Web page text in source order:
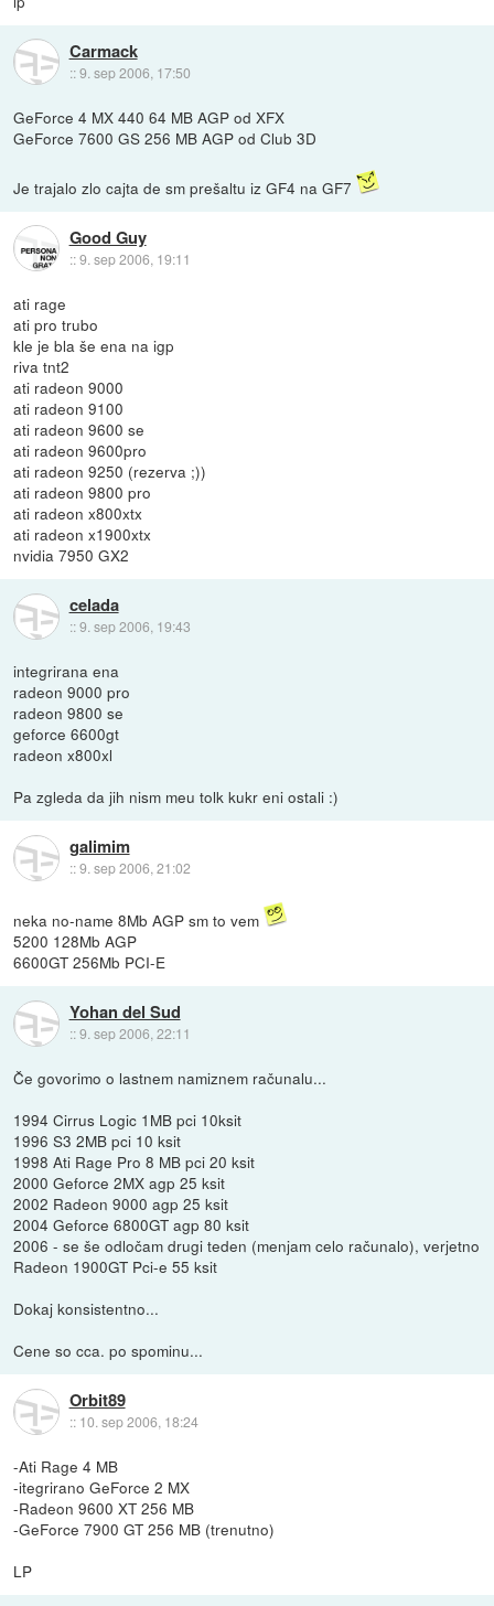
Carmack
::9. sep 2006, 17:50
GeForce 4 MX 440 64 MB AGP od XFX
GeForce 7600 GS 256 MB AGP od Club 3D
Je trajalo zlo cajta de sm prešaltu iz GF4 na GF7
Good Guy
::9. sep 2006, 19:11
ati rage
ati pro trubo
kle je bla še ena na igp
riva tnt2
ati radeon 9000
ati radeon 9100
ati radeon 9600 se
ati radeon 9600pro
ati radeon 9250 (rezerva ;))
ati radeon 9800 pro
ati radeon x800xtx
ati radeon x1900xtx
nvidia 7950 GX2
celada
::9. sep 2006, 19:43
integrirana ena
radeon 9000 pro
radeon 9800 se
geforce 6600gt
radeon x800xl
Pa zgleda da jih nism meu tolk kukr eni ostali :)
galimim
::9. sep 2006, 21:02
neka no-name 8Mb AGP sm to vem
5200 128Mb AGP
6600GT 256Mb PCI-E
Yohan del Sud
::9. sep 2006, 22:11
Če govorimo o lastnem namiznem računalu...
1994 Cirrus Logic 1MB pci 10ksit
1996 S3 2MB pci 10 ksit
1998 Ati Rage Pro 8 MB pci 20 ksit
2000 Geforce 2MX agp 25 ksit
2002 Radeon 9000 agp 25 ksit
2004 Geforce 6800GT agp 80 ksit
2006 - se še odločam drugi teden (menjam celo računalo), verjetno
Radeon 1900GT Pci-e 55 ksit
Dokaj konsistentno...
Cene so cca. po spominu...
Orbit89
:: 10. sep 2006, 18:24
-Ati Rage 4 MB
-itegrirano GeForce 2 MX
-Radeon 9600 XT 256 MB
-GeForce 7900 GT 256 MB (trenutno)
LP